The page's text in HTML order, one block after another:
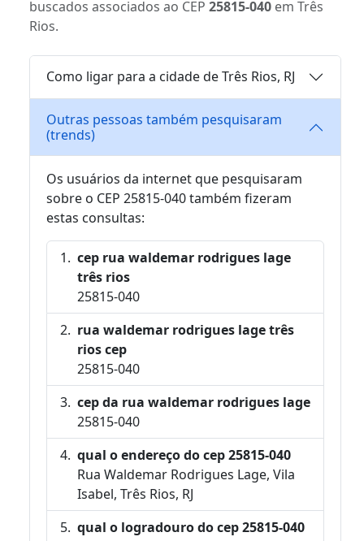
buscados associados ao CEP 25815-040 em Três
Rios.
Como ligar para a cidade de Três Rios, RJ
Outras pessoas também pesquisaram
(trends)
Os usuários da internet que pesquisaram
sobre o CEP 25815-040 também fizeram
estas consultas:
cep rua waldemar rodrigues lage
três rios
25815-040
rua waldemar rodrigues lage três
rios cep
25815-040
cep da rua waldemar rodrigues lage
25815-040
qual o endereço do cep 25815-040
Rua Waldemar Rodrigues Lage, Vila
Isabel, Três Rios, RJ
qual o logradouro do cep 25815-040